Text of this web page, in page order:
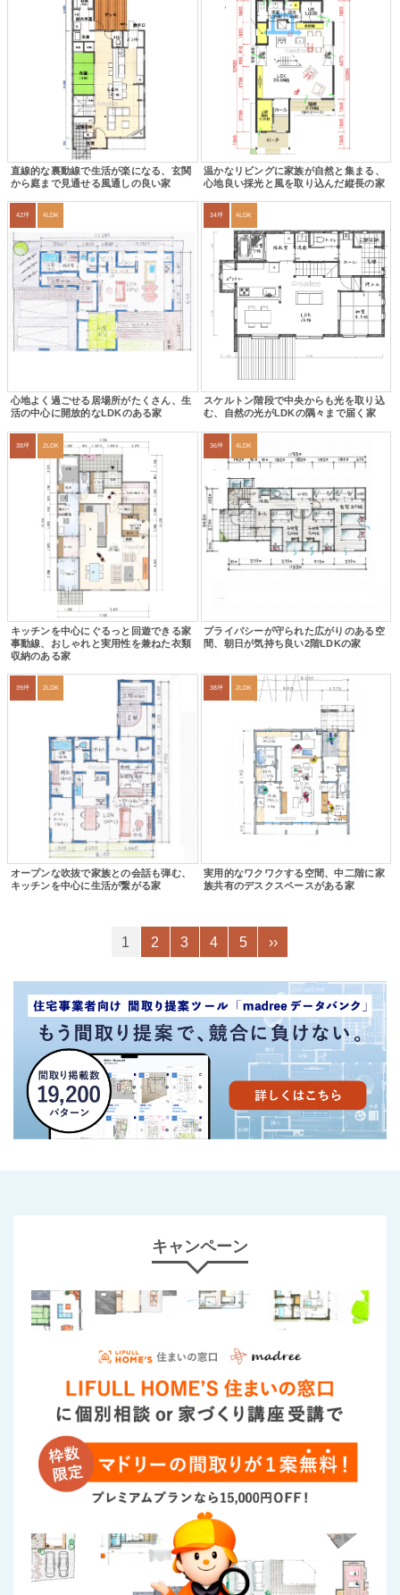
直線的な裏動線で生活が楽になる、玄関
から庭まで見通せる風通しの良い家
温かなリビングに家族が自然と集まる、
心地良い採光と風を取り込んだ縦長の家
42坪 4LDK
心地よく過ごせる居場所がたくさん、生
活の中心に開放的なLDKのある家
34坪 4LDK
スケルトン階段で中央からも光を取り込
む、自然の光がLDKの隅々まで届く家
38坪 2LDK
キッチンを中心にぐるっと回遊できる家
事動線、おしゃれと実用性を兼ねた衣類
収納のある家
36坪 4LDK
プライバシーが守られた広がりのある空
間、朝日が気持ち良い2階LDKの家
39坪 2LDK
オープンな吹抜で家族との会話も弾む、
キッチンを中心に生活が繋がる家
38坪 2LDK
実用的なワクワクする空間、中二階に家
族共有のデスクスペースがある家
1 2 3 4 5 ››
キャンペーン